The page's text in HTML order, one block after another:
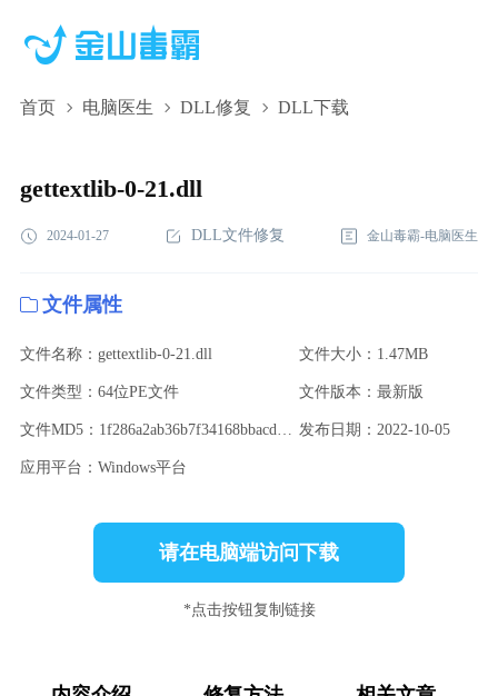
首页 电脑医生 DLL修复 DLL下载
gettextlib-0-21.dll,gettextlib-0-21.dll下载,gettextlib-0-21.dll修复
gettextlib-0-21.dll
2024-01-27 DLL文件修复 金山毒霸-电脑医生
文件属性
文件名称：gettextlib-0-21.dll 文件大小：1.47MB
文件类型：64位PE文件 文件版本：最新版
文件MD5：1f286a2ab36b7f34168bbacd7350f6c8 发布日期：2022-10-05
应用平台：Windows平台
请在电脑端访问下载
*点击按钮复制链接